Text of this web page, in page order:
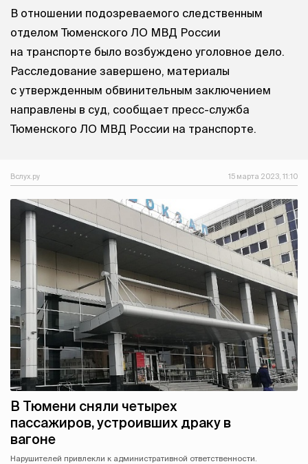
В отношении подозреваемого следственным
отделом Тюменского ЛО МВД России
на транспорте было возбуждено уголовное дело.
Расследование завершено, материалы
с утвержденным обвинительным заключением
направлены в суд, сообщает пресс-служба
Тюменского ЛО МВД России на транспорте.
Вслух.ру 15 марта 2023, 11:10
В Тюмени сняли четырех
пассажиров, устроивших драку в
вагоне
Нарушителей привлекли к административной ответственности.